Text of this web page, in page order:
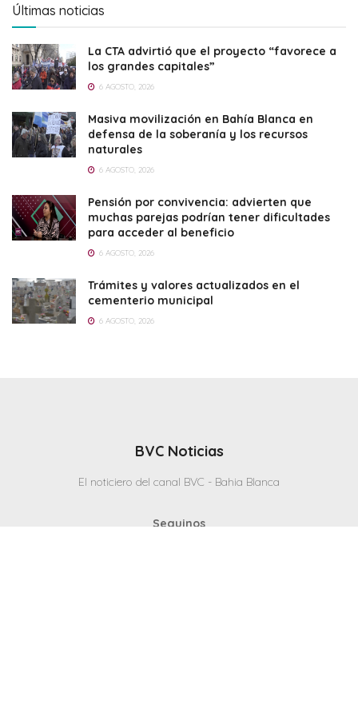
Últimas noticias
La CTA advirtió que el proyecto “favorece a
los grandes capitales”
6 AGOSTO, 2026
Masiva movilización en Bahía Blanca en
defensa de la soberanía y los recursos
naturales
6 AGOSTO, 2026
Pensión por convivencia: advierten que
muchas parejas podrían tener dificultades
para acceder al beneficio
6 AGOSTO, 2026
Trámites y valores actualizados en el
cementerio municipal
6 AGOSTO, 2026
BVC Noticias
El noticiero del canal BVC - Bahia Blanca
Seguinos